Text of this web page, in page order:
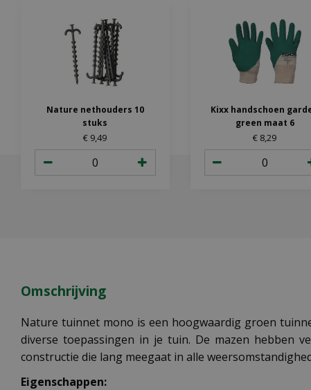
Nature nethouders 10
stuks
€ 9,49
Kixx handschoen
green maat 6
€ 8,29
Omschrijving
Nature tuinnet mono is een hoogwaardig groen
diverse toepassingen in je tuin. De mazen hebben
constructie die lang meegaat in alle
Eigenschappen: